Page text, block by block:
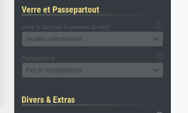
Verre et Passepartout
verre (y compris le panneau arrière)
Veuillez sélectionner
Passepartout
Pas de Passepartout
Divers & Extras